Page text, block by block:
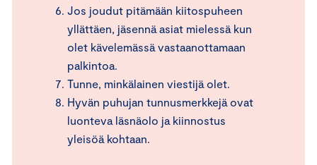
Jos joudut pitämään kiitospuheen
yllättäen, jäsennä asiat mielessä kun
olet kävelemässä vastaanottamaan
palkintoa.
Tunne, minkälainen viestijä olet.
Hyvän puhujan tunnusmerkkejä ovat
luonteva läsnäolo ja kiinnostus
yleisöä kohtaan.